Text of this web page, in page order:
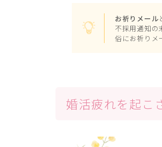
お祈りメール
不採用通知の
俗にお祈りメ
婚活疲れを起こ